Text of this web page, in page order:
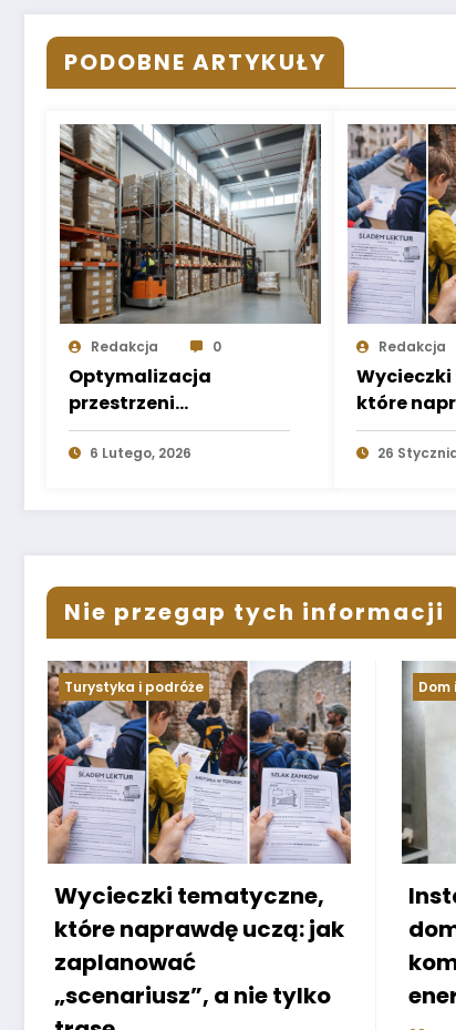
PODOBNE ARTYKUŁY
Redakcja 0
Optymalizacja
przestrzeni
magazynowej – jak
efektywnie
metr
6 Lutego, 2026
Redakcja
które
jak
26
Nie przegap tych informacji
Dom i ogród
Instalacja klimatyzacji w
domu jednorodzinnym –
komfort i
energooszczędność